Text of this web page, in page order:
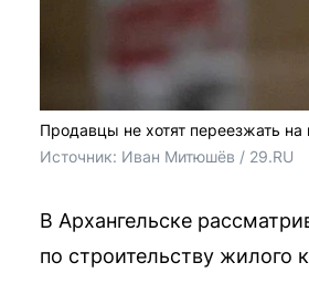
Продавцы не хотят переезжать на
Источник: Иван Митюшёв / 29.RU
В Архангельске
по строительству жилого